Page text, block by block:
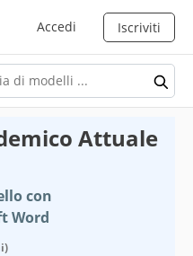
Accedi Iscriviti
Attuale
con
Word